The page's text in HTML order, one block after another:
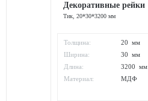
Декоративные рейки
Тик, 20*30*3200 мм
Толщина:
20 мм
Ширина:
30 мм
Длина:
3200 мм
Материал:
МДФ